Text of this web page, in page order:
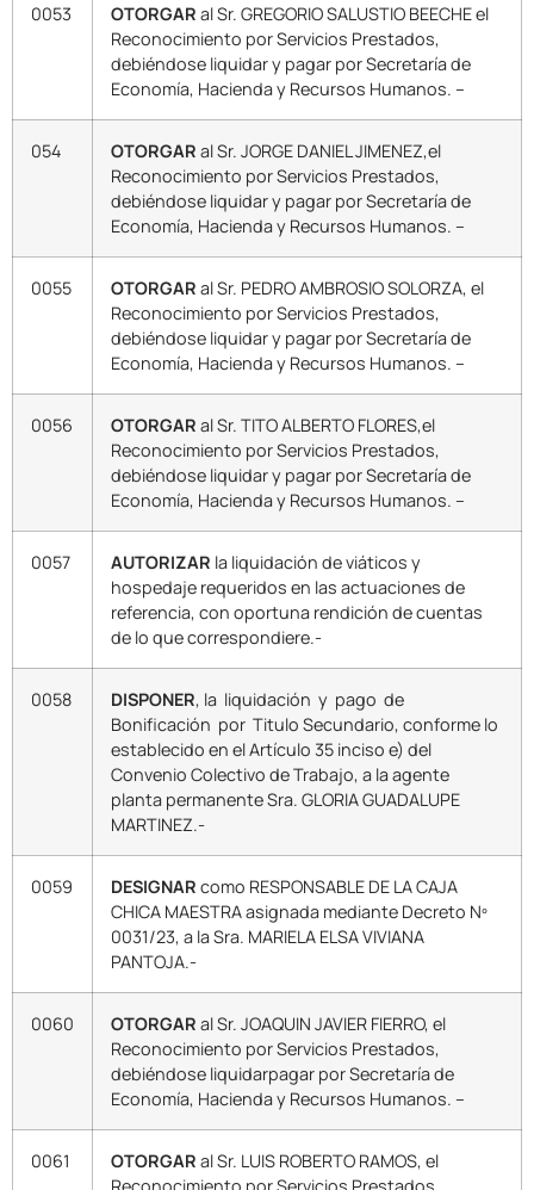
0053 OTORGAR al Sr. GREGORIO SALUSTIO BEECHE el
Reconocimiento por Servicios Prestados,
debiéndose liquidar y pagar por Secretaría de
Economía, Hacienda y Recursos Humanos. –
054 OTORGAR al Sr. JORGE DANIEL JIMENEZ,el
Reconocimiento por Servicios Prestados,
debiéndose liquidar y pagar por Secretaría de
Economía, Hacienda y Recursos Humanos. –
0055 OTORGAR al Sr. PEDRO AMBROSIO SOLORZA, el
Reconocimiento por Servicios Prestados,
debiéndose liquidar y pagar por Secretaría de
Economía, Hacienda y Recursos Humanos. –
0056 OTORGAR al Sr. TITO ALBERTO FLORES,el
Reconocimiento por Servicios Prestados,
debiéndose liquidar y pagar por Secretaría de
Economía, Hacienda y Recursos Humanos. –
0057 AUTORIZAR la liquidación de viáticos y
hospedaje requeridos en las actuaciones de
referencia, con oportuna rendición de cuentas
de lo que correspondiere.-
0058 DISPONER, la liquidación y pago de
Bonificación por Titulo Secundario, conforme lo
establecido en el Artículo 35 inciso e) del
Convenio Colectivo de Trabajo, a la agente
planta permanente Sra. GLORIA GUADALUPE
MARTINEZ.-
0059 DESIGNAR como RESPONSABLE DE LA CAJA
CHICA MAESTRA asignada mediante Decreto Nº
0031/23, a la Sra. MARIELA ELSA VIVIANA
PANTOJA.-
0060 OTORGAR al Sr. JOAQUIN JAVIER FIERRO, el
Reconocimiento por Servicios Prestados,
debiéndose liquidarpagar por Secretaría de
Economía, Hacienda y Recursos Humanos. –
0061 OTORGAR al Sr. LUIS ROBERTO RAMOS, el